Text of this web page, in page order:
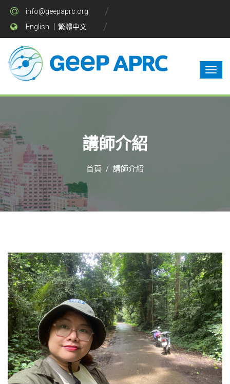
info@geepaprc.org
English
繁體中文
講師介紹
首頁 / 講師介紹